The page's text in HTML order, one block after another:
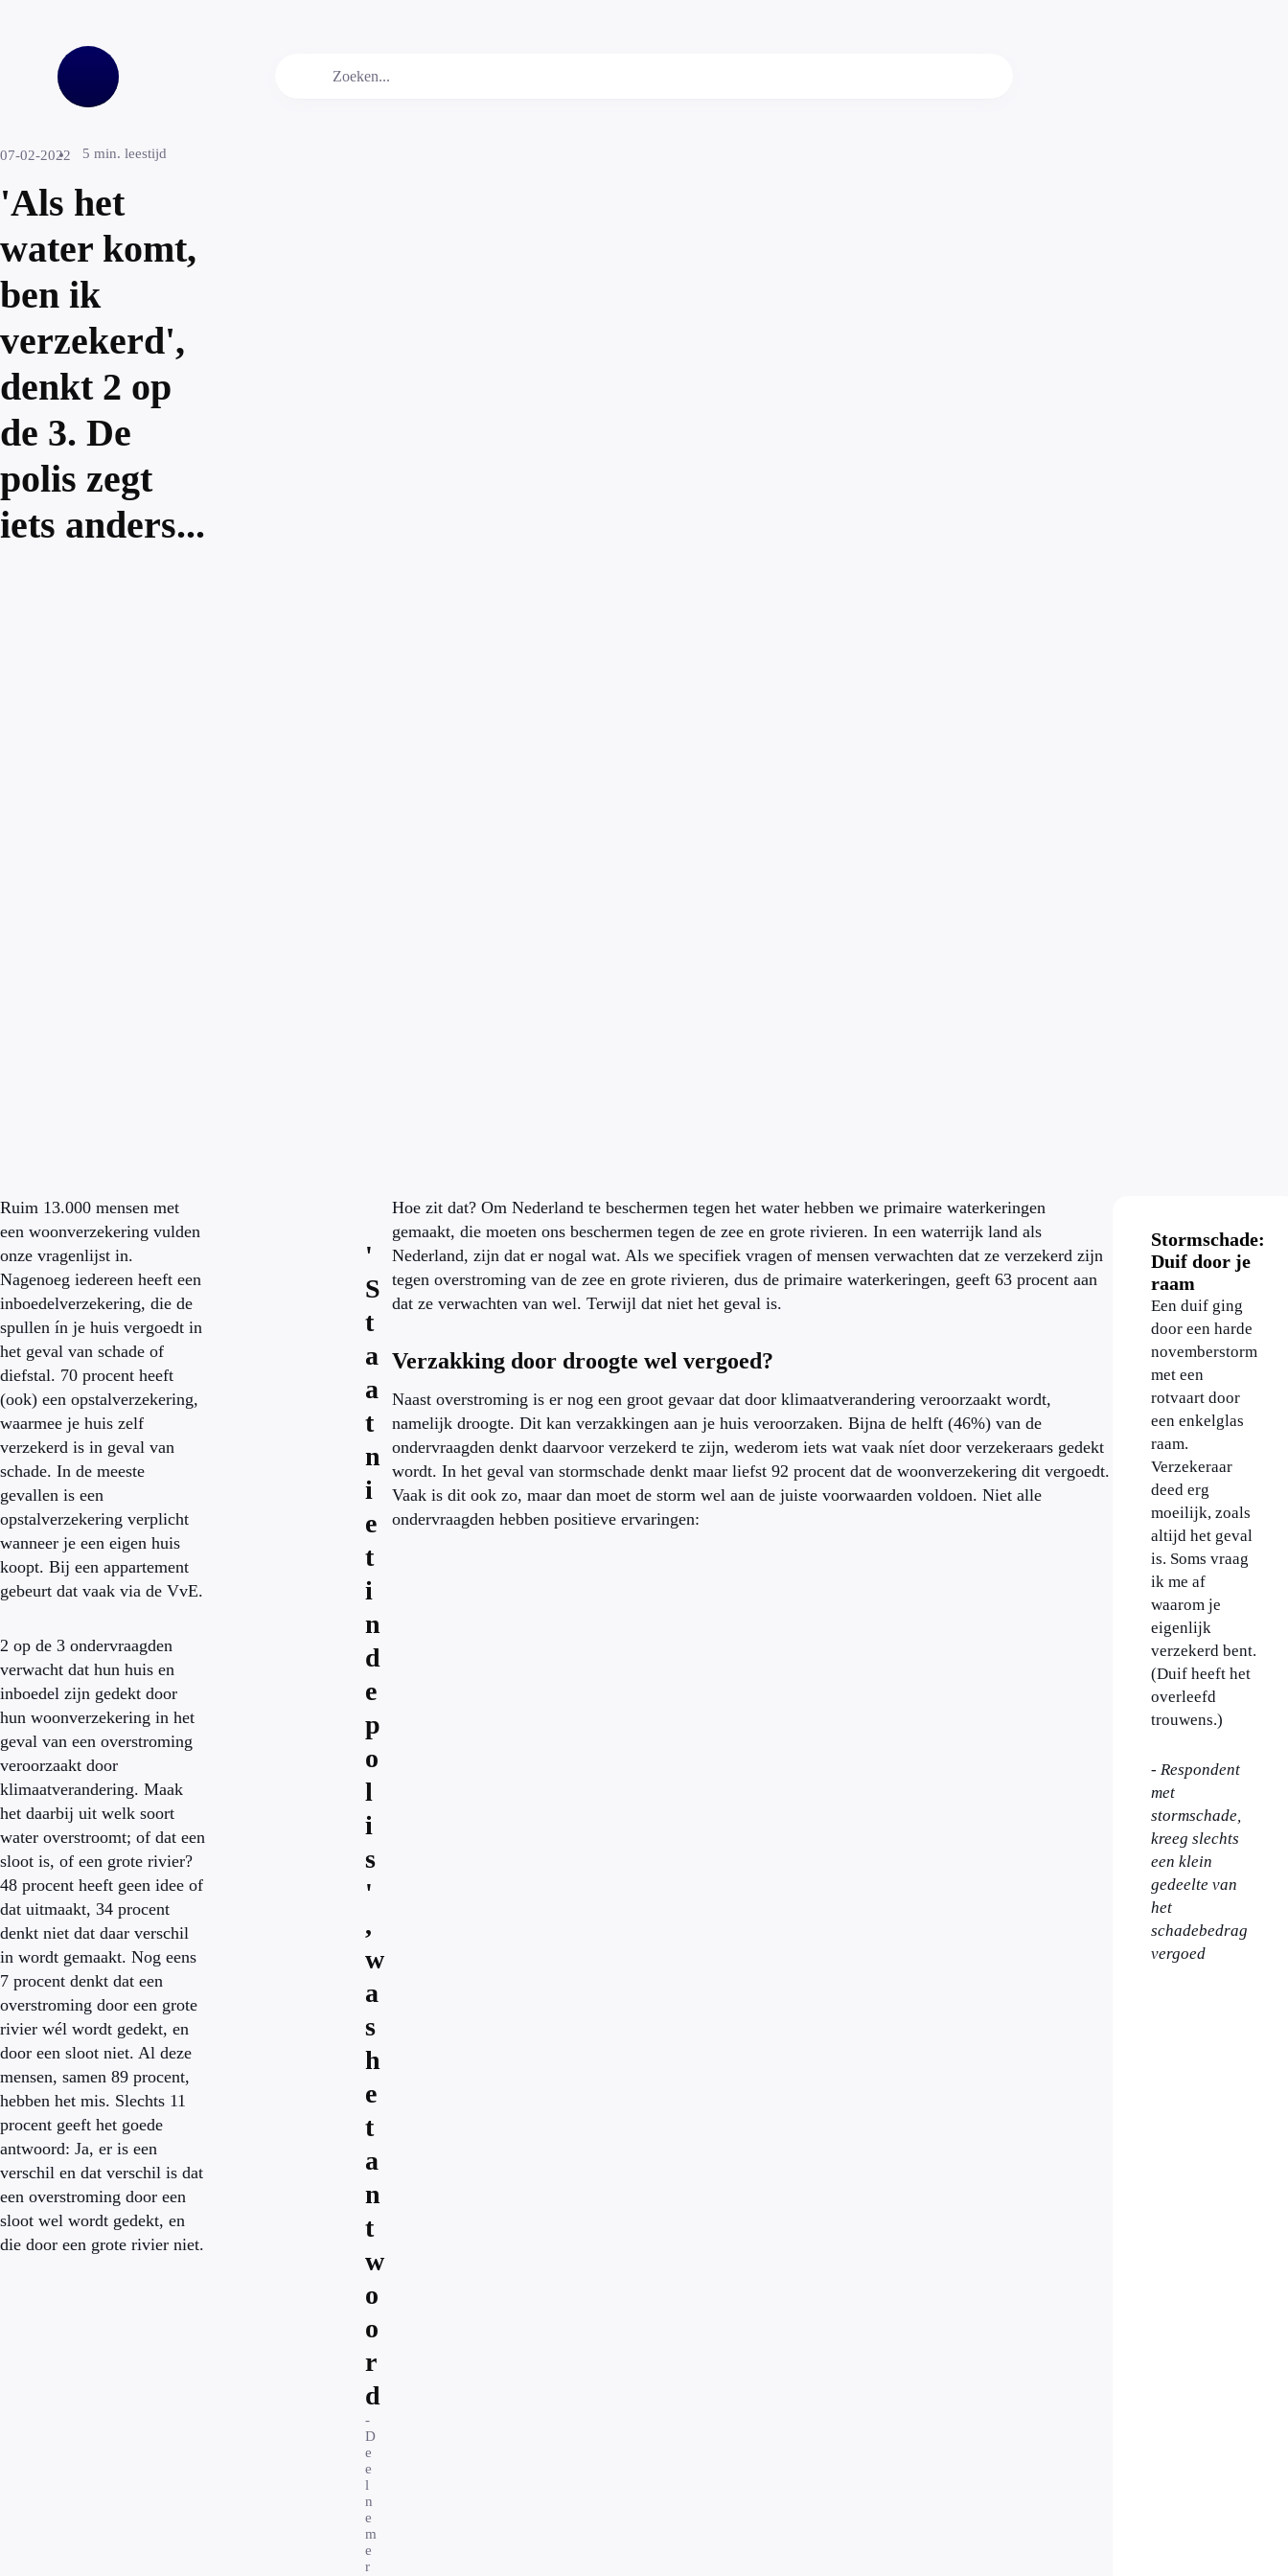
07-02-2022 5 min. leestijd
'Als het
water komt,
ben ik
verzekerd',
denkt 2 op
de 3. De
polis zegt
iets anders...
Ruim 13.000 mensen met
een woonverzekering vulden
onze vragenlijst in.
Nagenoeg iedereen heeft een
inboedelverzekering, die de
spullen ín je huis vergoedt in
het geval van schade of
diefstal. 70 procent heeft
(ook) een opstalverzekering,
waarmee je huis zelf
verzekerd is in geval van
schade. In de meeste
gevallen is een
opstalverzekering verplicht
wanneer je een eigen huis
koopt. Bij een appartement
gebeurt dat vaak via de VvE.
2 op de 3 ondervraagden
verwacht dat hun huis en
inboedel zijn gedekt door
hun woonverzekering in het
geval van een overstroming
veroorzaakt door
klimaatverandering. Maak
het daarbij uit welk soort
water overstroomt; of dat een
sloot is, of een grote rivier?
48 procent heeft geen idee of
dat uitmaakt, 34 procent
denkt niet dat daar verschil
in wordt gemaakt. Nog eens
7 procent denkt dat een
overstroming door een grote
rivier wél wordt gedekt, en
door een sloot niet. Al deze
mensen, samen 89 procent,
hebben het mis. Slechts 11
procent geeft het goede
antwoord: Ja, er is een
verschil en dat verschil is dat
een overstroming door een
sloot wel wordt gedekt, en
die door een grote rivier niet.
'
S
t
a
a
t
n
i
e
t
i
n
d
e
p
o
l
i
s
'
,
w
a
s
h
e
t
a
n
t
w
o
o
r
d
-
D
e
e
l
n
e
m
e
r
Hoe zit dat? Om Nederland te beschermen tegen het water hebben we primaire waterkeringen
gemaakt, die moeten ons beschermen tegen de zee en grote rivieren. In een waterrijk land als
Nederland, zijn dat er nogal wat. Als we specifiek vragen of mensen verwachten dat ze verzekerd zijn
tegen overstroming van de zee en grote rivieren, dus de primaire waterkeringen, geeft 63 procent aan
dat ze verwachten van wel. Terwijl dat niet het geval is.
Verzakking door droogte wel vergoed?
Naast overstroming is er nog een groot gevaar dat door klimaatverandering veroorzaakt wordt,
namelijk droogte. Dit kan verzakkingen aan je huis veroorzaken. Bijna de helft (46%) van de
ondervraagden denkt daarvoor verzekerd te zijn, wederom iets wat vaak níet door verzekeraars gedekt
wordt. In het geval van stormschade denkt maar liefst 92 procent dat de woonverzekering dit vergoedt.
Vaak is dit ook zo, maar dan moet de storm wel aan de juiste voorwaarden voldoen. Niet alle
ondervraagden hebben positieve ervaringen:
Stormschade:
Duif door je
raam
Een duif ging
door een harde
novemberstorm
met een
rotvaart door
een enkelglas
raam.
Verzekeraar
deed erg
moeilijk, zoals
altijd het geval
is. Soms vraag
ik me af
waarom je
eigenlijk
verzekerd bent.
(Duif heeft het
overleefd
trouwens.)
- Respondent
met
stormschade,
kreeg slechts
een klein
gedeelte van
het
schadebedrag
vergoed